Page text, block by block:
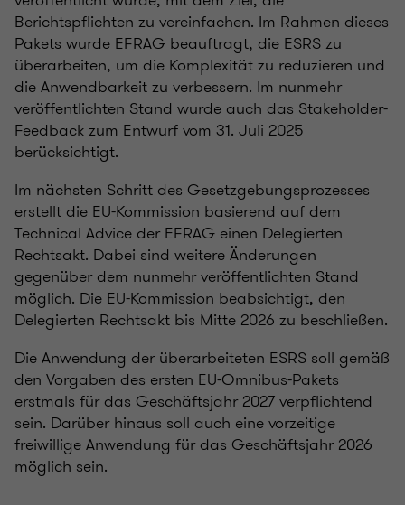
Berichtspflichten zu vereinfachen. Im Rahmen dieses
Pakets wurde EFRAG beauftragt, die ESRS zu
überarbeiten, um die Komplexität zu reduzieren und
die Anwendbarkeit zu verbessern. Im nunmehr
veröffentlichten Stand wurde auch das Stakeholder-
Feedback zum Entwurf vom 31. Juli 2025
berücksichtigt.
Im nächsten Schritt des Gesetzgebungsprozesses
erstellt die EU-Kommission basierend auf dem
Technical Advice der EFRAG einen Delegierten
Rechtsakt. Dabei sind weitere Änderungen
gegenüber dem nunmehr veröffentlichten Stand
möglich. Die EU-Kommission beabsichtigt, den
Delegierten Rechtsakt bis Mitte 2026 zu beschließen.
Die Anwendung der überarbeiteten ESRS soll gemäß
den Vorgaben des ersten EU-Omnibus-Pakets
erstmals für das Geschäftsjahr 2027 verpflichtend
sein. Darüber hinaus soll auch eine vorzeitige
freiwillige Anwendung für das Geschäftsjahr 2026
möglich sein.